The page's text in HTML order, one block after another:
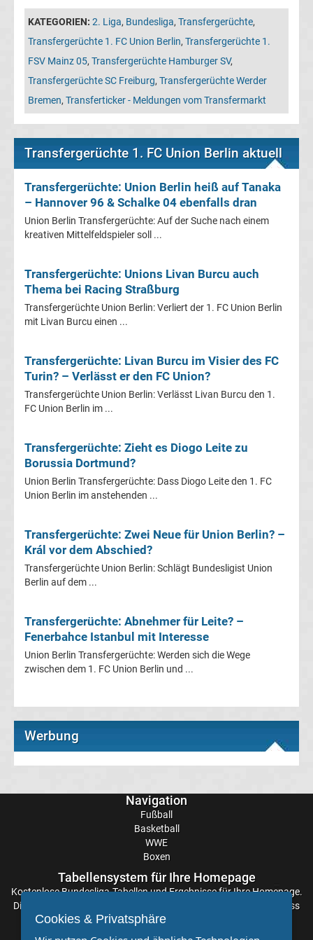
Transfergerüchte
96
Transfergerüchte
Hertha
BSC
Transfergerüchte
Kiel
Karlsruher
SC
Kickers
Offenbach
Transfergerüchte
MSV
Transfergerüchte
RB
Leipzig
Transfergerüchte
Transfergerüchte
SC
KATEGORIEN: 2. Liga, Bundesliga, Transfergerüchte,
Transfergerüchte 1. FC Union Berlin, Transfergerüchte 1.
FSV Mainz 05, Transfergerüchte Hamburger SV,
Transfergerüchte SC Freiburg, Transfergerüchte Werder
Bremen, Transferticker - Meldungen vom Transfermarkt
Transfergerüchte 1. FC Union Berlin aktuell
Transfergerüchte: Union Berlin heiß auf Tanaka
– Hannover 96 & Schalke 04 ebenfalls dran
Union Berlin Transfergerüchte: Auf der Suche nach einem
kreativen Mittelfeldspieler soll ...
Transfergerüchte: Unions Livan Burcu auch
Thema bei Racing Straßburg
Transfergerüchte Union Berlin: Verliert der 1. FC Union Berlin
mit Livan Burcu einen ...
Transfergerüchte: Livan Burcu im Visier des FC
Turin? – Verlässt er den FC Union?
Transfergerüchte Union Berlin: Verlässt Livan Burcu den 1.
FC Union Berlin im ...
Transfergerüchte: Zieht es Diogo Leite zu
Borussia Dortmund?
Union Berlin Transfergerüchte: Dass Diogo Leite den 1. FC
Union Berlin im anstehenden ...
Transfergerüchte: Zwei Neue für Union Berlin? –
Král vor dem Abschied?
Transfergerüchte Union Berlin: Schlägt Bundesligist Union
Berlin auf dem ...
Transfergerüchte: Abnehmer für Leite? –
Fenerbahce Istanbul mit Interesse
Union Berlin Transfergerüchte: Werden sich die Wege
zwischen dem 1. FC Union Berlin und ...
Werbung
Navigation
Fußball
Basketball
WWE
Boxen
Tabellensystem für Ihre Homepage
KostenloseBundesliga-Tabellenund Ergebnisse für Ihre Homepage.
Die Aktualisierung der Ergebnisse erfolgt alle paar Minuten, sodass
Sie stets auf dem Laufenden sind. Einfache und schnelle
Cookies & Privatsphäre